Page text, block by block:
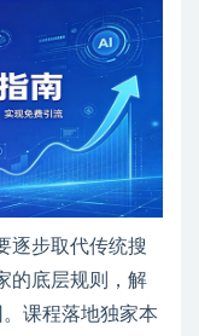
逐步取代传统搜
的底层规则，解
课程落地独家本